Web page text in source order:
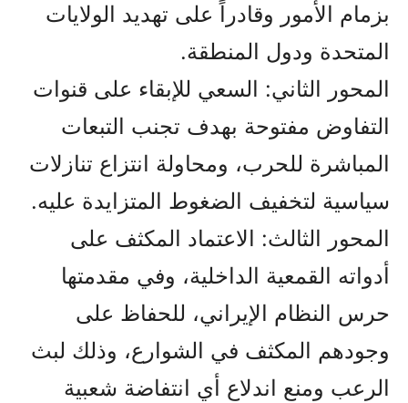
بزمام الأمور وقادراً على تهديد الولايات
المتحدة ودول المنطقة.
المحور الثاني: السعي للإبقاء على قنوات
التفاوض مفتوحة بهدف تجنب التبعات
المباشرة للحرب، ومحاولة انتزاع تنازلات
سياسية لتخفيف الضغوط المتزايدة عليه.
المحور الثالث: الاعتماد المكثف على
أدواته القمعية الداخلية، وفي مقدمتها
حرس النظام الإيراني، للحفاظ على
وجودهم المكثف في الشوارع، وذلك لبث
الرعب ومنع اندلاع أي انتفاضة شعبية